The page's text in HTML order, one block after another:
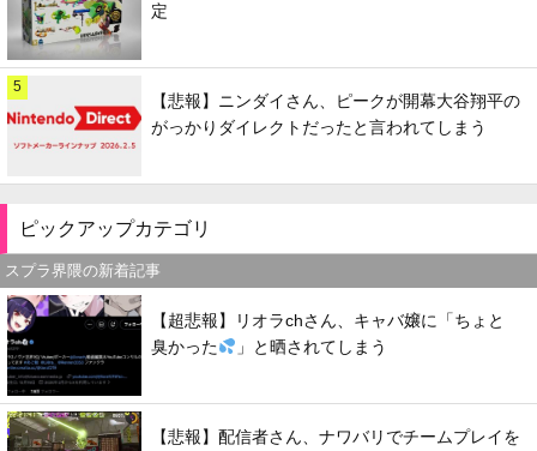
定
5
【悲報】ニンダイさん、ピークが開幕大谷翔平の
がっかりダイレクトだったと言われてしまう
ピックアップカテゴリ
スプラ界隈の新着記事
【超悲報】リオラchさん、キャバ嬢に「ちょと
臭かった
」と晒されてしまう
【悲報】配信者さん、ナワバリでチームプレイを